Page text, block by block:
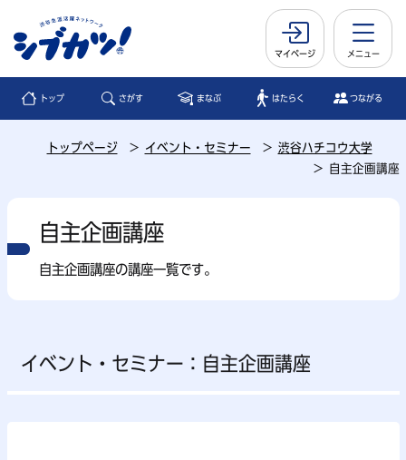
マイページ メニュー
トップ さがす まなぶ はたらく つながる
トップページ イベント・セミナー
渋谷ハチコウ大学
自主企画講座
自主企画講座
自主企画講座の講座一覧です。
イベント・セミナー：自主企画講座